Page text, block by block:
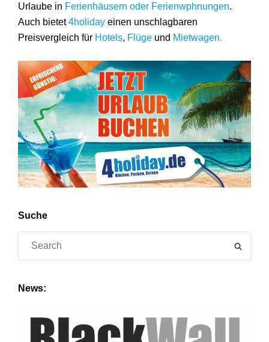
Urlaube in Ferienhäusern oder Ferienwphnungen.
Auch bietet4holiday einen unschlagbaren
Preisvergleich für Hotels, Flüge und Mietwagen.
Suche
News: